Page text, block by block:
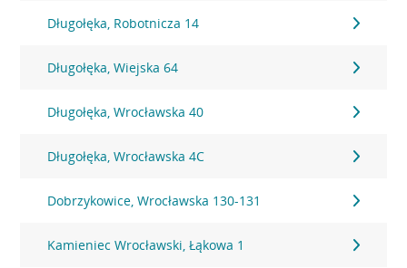
Długołęka, Robotnicza 14
Długołęka, Wiejska 64
Długołęka, Wrocławska 40
Długołęka, Wrocławska 4C
Dobrzykowice, Wrocławska 130-131
Kamieniec Wrocławski, Łąkowa 1